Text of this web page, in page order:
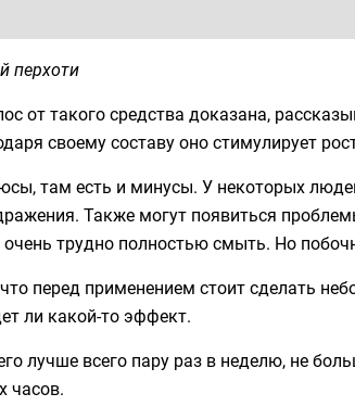
перхоти
от такого средства доказана,
своему составу оно стимулирует
там есть и минусы. У некоторых
Также могут появиться
трудно полностью смыть. Но
перед применением стоит сделать
ли какой-то эффект.
лучше всего пару раз в неделю, не
часов.